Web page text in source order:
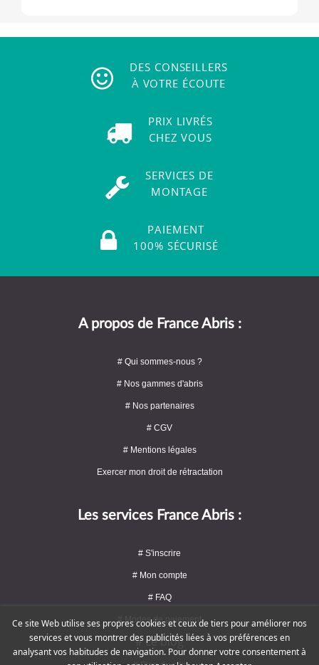
DES CONSEILLERS
À VOTRE ÉCOUTE
PRIX LIVRÉS
CHEZ VOUS
SERVICES DE
MONTAGE
PAIEMENT
100% SÉCURISÉ
A propos de France Abris :
# Qui sommes-nous ?
# Nos gammes d'abris
# Nos partenaires
# CGV
# Mentions légales
Exercer mon droit de rétractation
Les services France Abris :
# S'inscrire
# Mon compte
# FAQ
# Modes de paiement
# Le blog
Ce site Web utilise ses propres cookies et ceux de tiers pour améliorer nos
services et vous montrer des publicités liées à vos préférences en
analysant vos habitudes de navigation. Pour donner votre consentement à